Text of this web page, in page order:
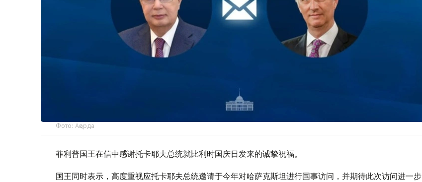
Фото: Ақорда
菲利普国王在信中感谢托卡耶夫总统就比利时国庆日发来的诚挚祝福。
国王同时表示，高度重视应托卡耶夫总统邀请于今年对哈萨克斯坦进行国事访问，并期待此次访问进一步